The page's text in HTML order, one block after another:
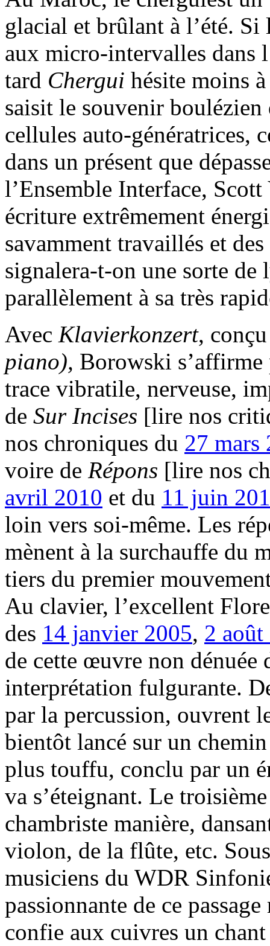
glacial et brûlant à l’été.
aux micro-intervalles dans
tard Chergui hésite moins
saisit le souvenir boulézien
cellules auto-génératrices,
dans un présent que
l’Ensemble Interface,
écriture extrêmement
savamment travaillés et
signalera-t-on une sorte
parallèlement à sa très
Avec Klavierkonzert,
piano), Borowski s’affirme
trace vibratile, nerveuse,
de Sur Incises [lire nos
nos chroniques du 27 mars
voire de Répons [lire nos
avril 2010 et du 11 juin
loin vers soi-même. Les
mènent à la surchauffe du
tiers du premier
Au clavier, l’excellent
des 14 janvier 2005, 2
de cette œuvre non dénuée
interprétation fulgurante.
par la percussion, ouvrent
bientôt lancé sur un
plus touffu, conclu par un
va s’éteignant. Le
chambriste manière,
violon, de la flûte, etc.
musiciens du WDR
passionnante de ce
confie aux cuivres un